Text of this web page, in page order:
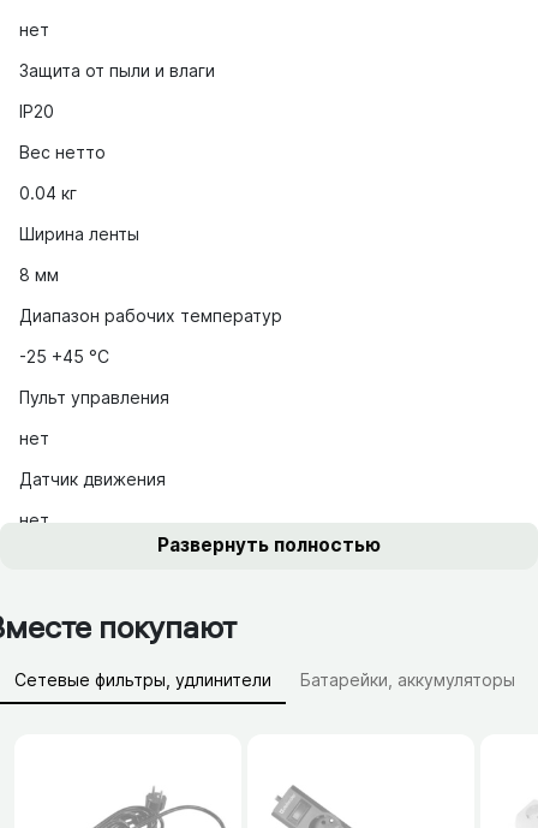
нет
Защита от пыли и влаги
IP20
Вес нетто
0.04 кг
Ширина ленты
8 мм
Диапазон рабочих температур
-25 +45 °С
Пульт управления
нет
Датчик движения
нет
Развернуть полностью
покупают
Сетевые фильтры, удлинители Батарейки, аккумуляторы